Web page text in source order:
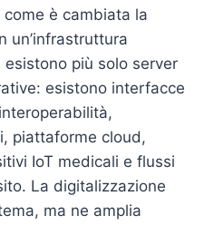
è cambiata la
un’infrastruttura
più solo server
esistono interfacce
piattaforme cloud,
IoT medicali e flussi
La digitalizzazione
ma ne amplia